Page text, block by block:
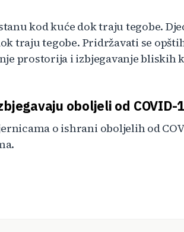
kod kuće dok traju tegobe.
traju tegobe. Pridržavati se
prostorija i izbjegavanje bliskih
oboljeli od COVID-
o ishrani oboljelih od